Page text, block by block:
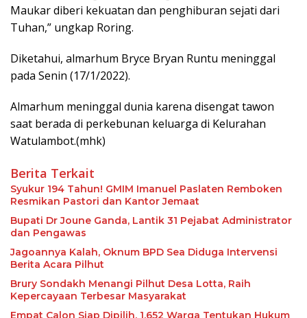
Maukar diberi kekuatan dan penghiburan sejati dari
Tuhan,” ungkap Roring.
Diketahui, almarhum Bryce Bryan Runtu meninggal
pada Senin (17/1/2022).
Almarhum meninggal dunia karena disengat tawon
saat berada di perkebunan keluarga di Kelurahan
Watulambot.(mhk)
Berita Terkait
Syukur 194 Tahun! GMIM Imanuel Paslaten Remboken
Resmikan Pastori dan Kantor Jemaat
Bupati Dr Joune Ganda, Lantik 31 Pejabat Administrator
dan Pengawas
Jagoannya Kalah, Oknum BPD Sea Diduga Intervensi
Berita Acara Pilhut
Brury Sondakh Menangi Pilhut Desa Lotta, Raih
Kepercayaan Terbesar Masyarakat
Empat Calon Siap Dipilih, 1.652 Warga Tentukan Hukum